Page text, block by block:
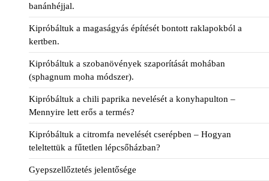
banánhéjjal.
Kipróbáltuk a magaságyás építését bontott raklapokból a
kertben.
Kipróbáltuk a szobanövények szaporítását mohában
(sphagnum moha módszer).
Kipróbáltuk a chili paprika nevelését a konyhapulton –
Mennyire lett erős a termés?
Kipróbáltuk a citromfa nevelését cserépben – Hogyan
teleltettük a fűtetlen lépcsőházban?
Gyepszellőztetés jelentősége